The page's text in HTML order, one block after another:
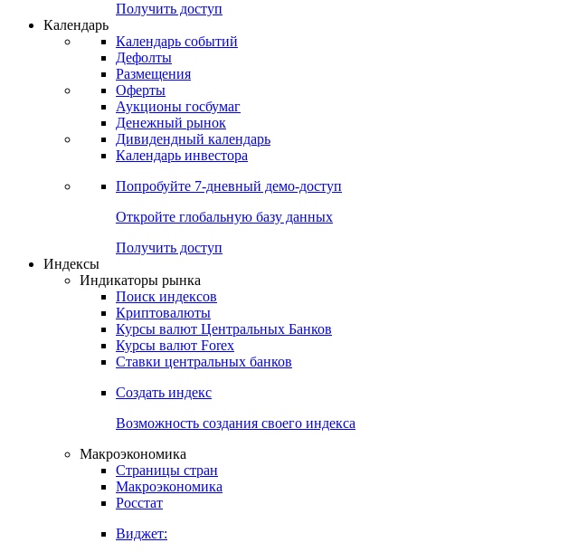
Получить доступ
Календарь
Календарь событий
Дефолты
Размещения
Оферты
Аукционы госбумаг
Денежный рынок
Дивидендный календарь
Календарь инвестора
Попробуйте 7-дневный демо-доступ
Откройте глобальную базу данных
Получить доступ
Индексы
Индикаторы рынка
Поиск индексов
Криптовалюты
Курсы валют Центральных Банков
Курсы валют Forex
Ставки центральных банков
Создать индекс
Возможность создания своего индекса
Макроэкономика
Страницы стран
Макроэкономика
Росстат
Виджет: